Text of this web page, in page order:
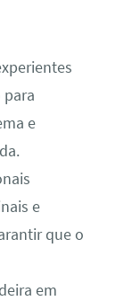
e
e
que o
em